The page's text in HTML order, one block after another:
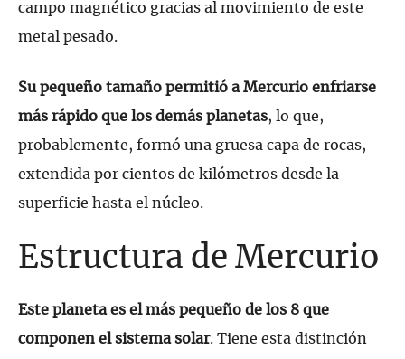
campo magnético gracias al movimiento de este
metal pesado.
Su pequeño tamaño permitió a Mercurio enfriarse
más rápido que los demás planetas, lo que,
probablemente, formó una gruesa capa de rocas,
extendida por cientos de kilómetros desde la
superficie hasta el núcleo.
Estructura de Mercurio
Este planeta es el más pequeño de los 8 que
componen el sistema solar. Tiene esta distinción